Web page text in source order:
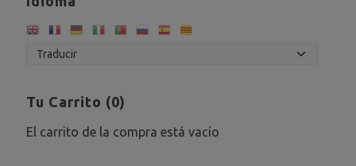
Tu Carrito (0)
El carrito de la compra está vacío